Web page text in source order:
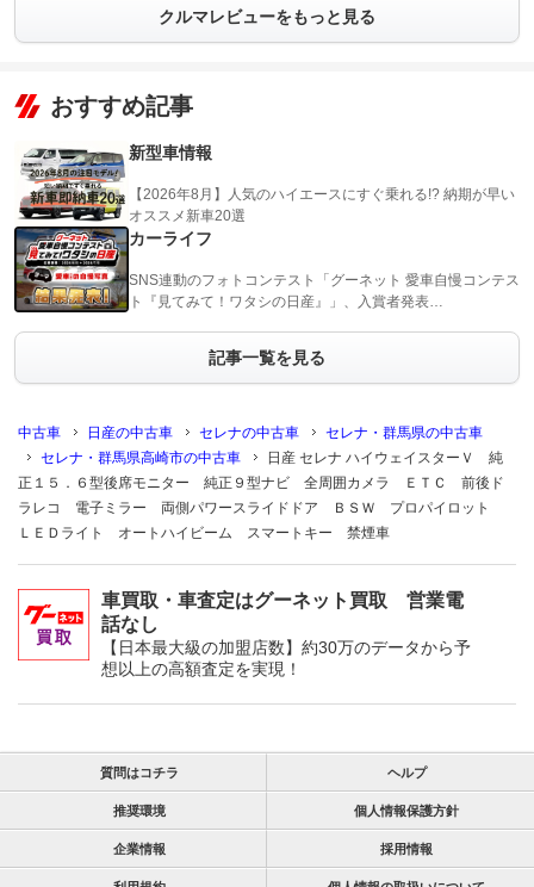
クルマレビューをもっと見る
おすすめ記事
新型車情報
【2026年8月】人気のハイエースにすぐ乗れる!? 納期が早い
オススメ新車20選
カーライフ
SNS連動のフォトコンテスト「グーネット 愛車自慢コンテス
ト『見てみて！ワタシの日産』」、入賞者発表…
記事一覧を見る
中古車 日産の中古車 セレナの中古車
セレナ・群馬県の中古車
セレナ・群馬県高崎市の中古車
日産 セレナ ハイウェイスターＶ 純
正１５．６型後席モニター 純正９型ナビ 全周囲カメラ ＥＴＣ 前後ド
ラレコ 電子ミラー 両側パワースライドドア ＢＳＷ プロパイロット
ＬＥＤライト オートハイビーム スマートキー 禁煙車
車買取・車査定はグーネット買取 営業電
話なし
【日本最大級の加盟店数】約30万のデータから予
想以上の高額査定を実現！
質問はコチラ ヘルプ
推奨環境 個人情報保護方針
企業情報 採用情報